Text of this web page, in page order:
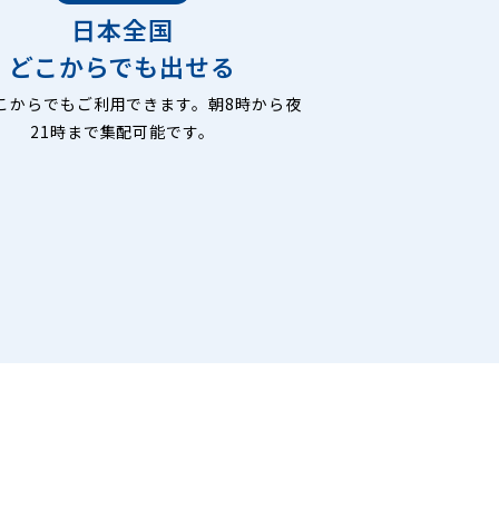
日本全国
どこからでも出せる
からでもご利用できます。朝8時から夜
21時まで集配可能です。